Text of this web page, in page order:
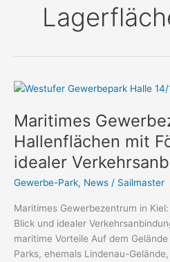
Maritimes
Hallenflächen mit
idealer
Gewerbe-Park, News / Sailmaster
Maritimes Gewerbezentrum in
Blick und idealer
maritime Vorteile Auf dem
Parks, ehemals Lindenau-
Maritimes
in
Kiel:
Hallenflächen
mit
Förde-
und
idealer
Verkehrsanbindung